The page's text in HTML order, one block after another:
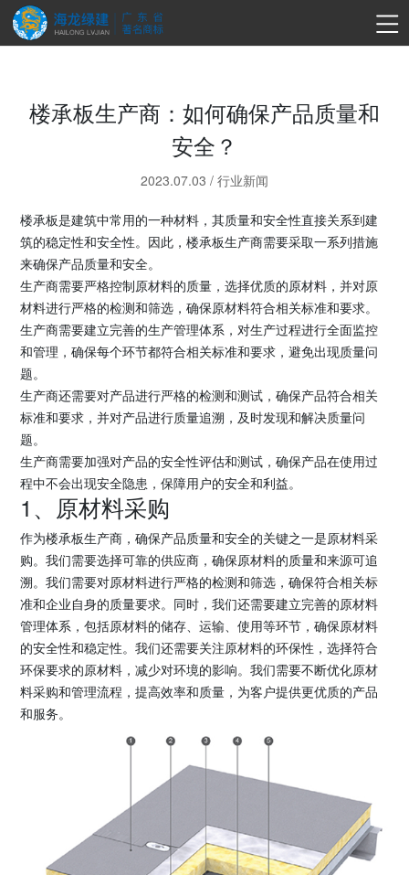
楼承板生产商：如何确保产品质量和
安全？
2023.07.03 / 行业新闻
楼承板是建筑中常用的一种材料，其质量和安全性直接关系到建
筑的稳定性和安全性。因此，楼承板生产商需要采取一系列措施
来确保产品质量和安全。
生产商需要严格控制原材料的质量，选择优质的原材料，并对原
材料进行严格的检测和筛选，确保原材料符合相关标准和要求。
生产商需要建立完善的生产管理体系，对生产过程进行全面监控
和管理，确保每个环节都符合相关标准和要求，避免出现质量问
题。
生产商还需要对产品进行严格的检测和测试，确保产品符合相关
标准和要求，并对产品进行质量追溯，及时发现和解决质量问
题。
生产商需要加强对产品的安全性评估和测试，确保产品在使用过
程中不会出现安全隐患，保障用户的安全和利益。
1、原材料采购
作为楼承板生产商，确保产品质量和安全的关键之一是原材料采
购。我们需要选择可靠的供应商，确保原材料的质量和来源可追
溯。我们需要对原材料进行严格的检测和筛选，确保符合相关标
准和企业自身的质量要求。同时，我们还需要建立完善的原材料
管理体系，包括原材料的储存、运输、使用等环节，确保原材料
的安全性和稳定性。我们还需要关注原材料的环保性，选择符合
环保要求的原材料，减少对环境的影响。我们需要不断优化原材
料采购和管理流程，提高效率和质量，为客户提供更优质的产品
和服务。